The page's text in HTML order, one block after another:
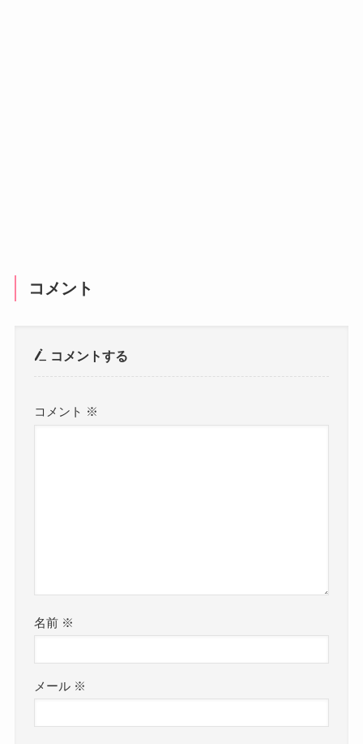
コメント
コメントする
コメント ※
名前 ※
メール ※